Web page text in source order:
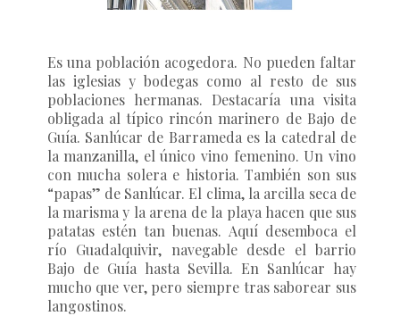
Es una población acogedora. No pueden faltar
las iglesias y bodegas como al resto de sus
poblaciones hermanas. Destacaría una visita
obligada al típico rincón marinero de Bajo de
Guía. Sanlúcar de Barrameda es la catedral de
la manzanilla, el único vino femenino. Un vino
con mucha solera e historia. También son sus
“papas” de Sanlúcar. El clima, la arcilla seca de
la marisma y la arena de la playa hacen que sus
patatas estén tan buenas. Aquí desemboca el
río Guadalquivir, navegable desde el barrio
Bajo de Guía hasta Sevilla. En Sanlúcar hay
mucho que ver, pero siempre tras saborear sus
langostinos.